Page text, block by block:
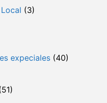
(3)
expeciales (40)